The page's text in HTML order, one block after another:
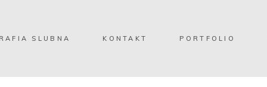
SLUBNA KONTAKT PORTFOLIO